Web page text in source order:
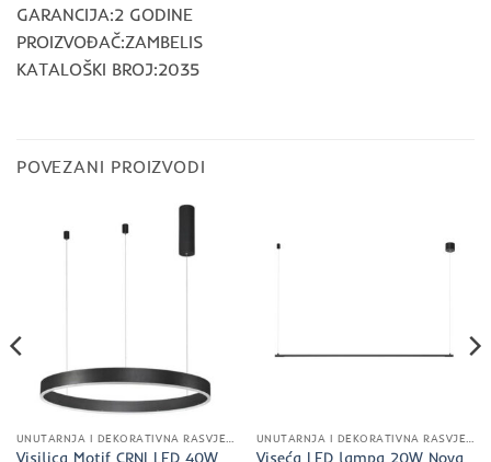
GARANCIJA:2 GODINE
PROIZVOĐAČ:ZAMBELIS
KATALOŠKI BROJ:2035
POVEZANI PROIZVODI
Visilica Motif CRNI LED 40W
Viseća LED lampa 20W Nova